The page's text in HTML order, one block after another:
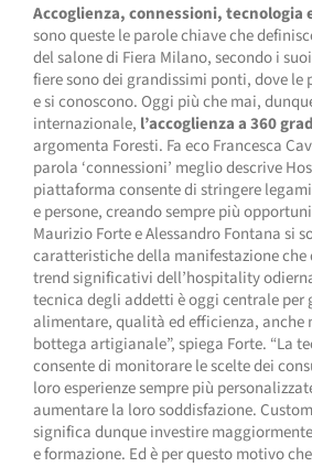
Accoglienza, connessioni, tecnologia
sono queste le parole chiave che
del salone di Fiera Milano, secondo i
fiere sono dei grandissimi ponti, dove le
e si conoscono. Oggi più che mai,
internazionale, l’accoglienza a 360
argomenta Foresti. Fa eco Francesca
parola ‘connessioni’ meglio descrive
piattaforma consente di stringere
e persone, creando sempre più
Maurizio Forte e Alessandro Fontana si
caratteristiche della manifestazione che
trend significativi dell’hospitality
tecnica degli addetti è oggi centrale per
alimentare, qualità ed efficienza, anche
bottega artigianale”, spiega Forte. “La
consente di monitorare le scelte dei
loro esperienze sempre più
aumentare la loro soddisfazione.
significa dunque investire
e formazione. Ed è per questo motivo